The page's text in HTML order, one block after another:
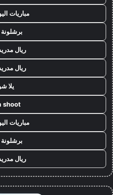
مباريات
ريال
ريال
يلا
shoot
مباريات
ريال